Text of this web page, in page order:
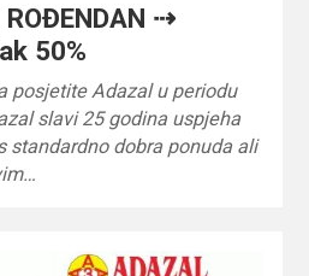
⇢
50%
posjetite Adazal u periodu
slavi 25 godina uspjeha
standardno dobra ponuda ali